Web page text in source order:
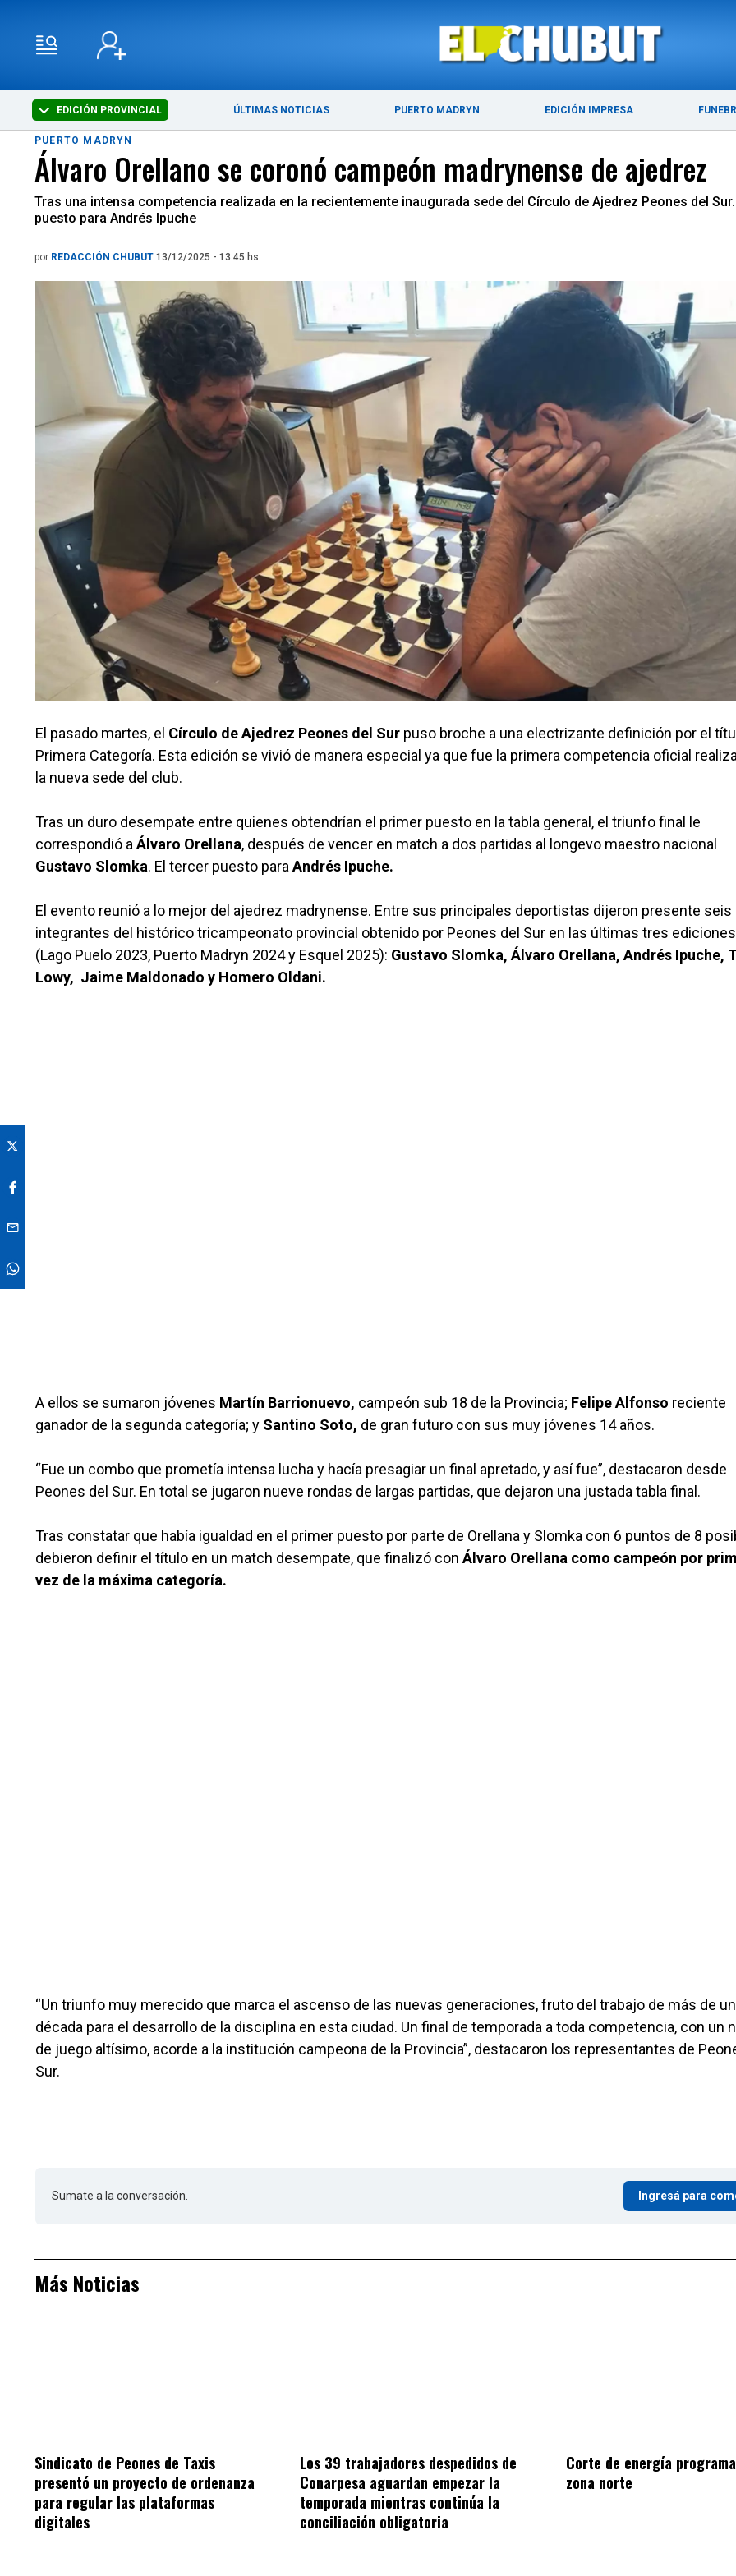
EDICIÓN PROVINCIAL ÚLTIMAS NOTICIAS PUERTO MADRYN EDICIÓN IMPRESA
ÚLTIMAS NOTICIAS PUERTO MADRYN
PUERTO MADRYN
Álvaro Orellano se coronó campeón madrynense de ajedrez
Tras una intensa competencia realizada en la recientemente inaugurada sede del Círculo de Ajedrez Peones del
puesto para Andrés Ipuche
por REDACCIÓN CHUBUT 13/12/2025 - 13.45.hs
El pasado martes, el Círculo de Ajedrez Peones del Sur puso broche a una electrizante definición por el
Primera Categoría. Esta edición se vivió de manera especial ya que fue la primera competencia oficial
la nueva sede del club.
Tras un duro desempate entre quienes obtendrían el primer puesto en la tabla general, el triunfo final le
correspondió a Álvaro Orellana, después de vencer en match a dos partidas al longevo maestro nacional
Gustavo Slomka. El tercer puesto para Andrés Ipuche.
El evento reunió a lo mejor del ajedrez madrynense. Entre sus principales deportistas dijeron presente seis
integrantes del histórico tricampeonato provincial obtenido por Peones del Sur en las últimas tres ediciones
(Lago Puelo 2023, Puerto Madryn 2024 y Esquel 2025): Gustavo Slomka, Álvaro Orellana, Andrés Ipuche,
Lowy, Jaime Maldonado y Homero Oldani.
A ellos se sumaron jóvenes Martín Barrionuevo, campeón sub 18 de la Provincia; Felipe Alfonso reciente
ganador de la segunda categoría; y Santino Soto, de gran futuro con sus muy jóvenes 14 años.
“Fue un combo que prometía intensa lucha y hacía presagiar un final apretado, y así fue”, destacaron desde
Peones del Sur. En total se jugaron nueve rondas de largas partidas, que dejaron una justada tabla final.
Tras constatar que había igualdad en el primer puesto por parte de Orellana y Slomka con 6 puntos de 8
debieron definir el título en un match desempate, que finalizó con Álvaro Orellana como campeón por
vez de la máxima categoría.
“Un triunfo muy merecido que marca el ascenso de las nuevas generaciones, fruto del trabajo de más de
década para el desarrollo de la disciplina en esta ciudad. Un final de temporada a toda competencia, con un
de juego altísimo, acorde a la institución campeona de la Provincia”, destacaron los representantes de
Sur.
Sumate a la conversación. Ingresá para
Más Noticias
Sindicato de Peones de Taxis
presentó un proyecto de ordenanza
para regular las plataformas
digitales
Los 39 trabajadores despedidos de
Conarpesa aguardan empezar la
temporada mientras continúa la
conciliación obligatoria
Corte de energía
zona norte